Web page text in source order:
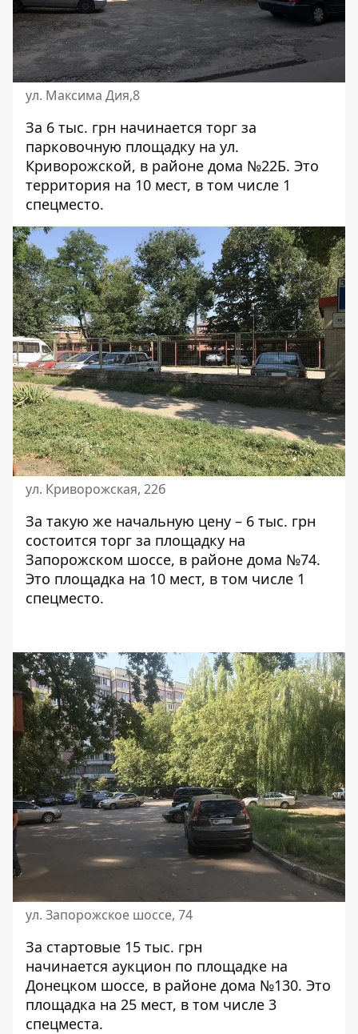
ул. Максима Дия,8
За 6 тыс. грн начинается торг за
парковочную площадку на ул.
Криворожской, в районе дома №22Б. Это
территория на 10 мест, в том числе 1
спецместо.
ул. Криворожская, 22б
За такую же начальную цену – 6 тыс. грн
состоится торг за площадку на
Запорожском шоссе, в районе дома №74.
Это площадка на 10 мест, в том числе 1
спецместо.
ул. Запорожское шоссе, 74
За стартовые 15 тыс. грн
начинается аукцион по площадке на
Донецком шоссе, в районе дома №130. Это
площадка на 25 мест, в том числе 3
спецместа.